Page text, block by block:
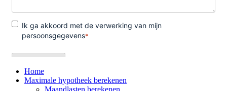
Home
Maximale hypotheek berekenen
Maandlasten berekenen